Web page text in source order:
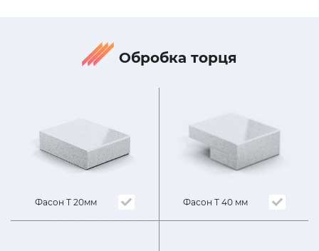
Обробка торця
Фасон Т 20мм Фасон Т 40 мм